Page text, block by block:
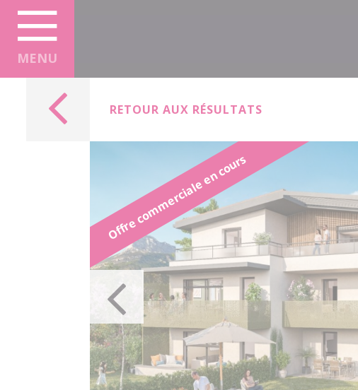
MENU
RETOUR AUX RÉSULTATS
Offre commerciale en cours
Panneau de gestion des cookies